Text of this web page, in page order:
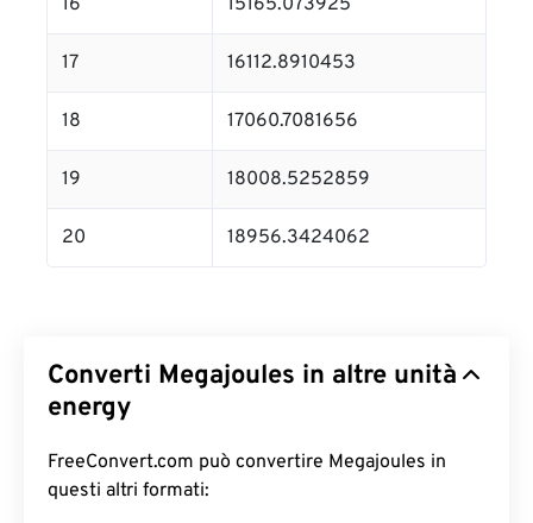
16 15165.073925
17 16112.8910453
18 17060.7081656
19 18008.5252859
20 18956.3424062
Converti Megajoules in altre unità
energy
FreeConvert.com può convertire Megajoules in
questi altri formati: